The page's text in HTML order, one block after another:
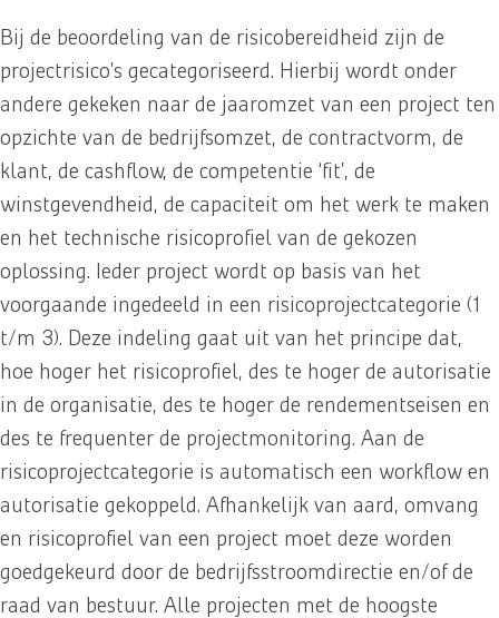
Bij de beoordeling van de risicobereidheid zijn de
projectrisico’s gecategoriseerd. Hierbij wordt onder
andere gekeken naar de jaaromzet van een project ten
opzichte van de bedrijfsomzet, de contractvorm, de
klant, de cashflow, de competentie ‘fit’, de
winstgevendheid, de capaciteit om het werk te maken
en het technische risicoprofiel van de gekozen
oplossing. Ieder project wordt op basis van het
voorgaande ingedeeld in een risicoprojectcategorie (1
t/m 3). Deze indeling gaat uit van het principe dat,
hoe hoger het risicoprofiel, des te hoger de autorisatie
in de organisatie, des te hoger de rendementseisen en
des te frequenter de projectmonitoring. Aan de
risicoprojectcategorie is automatisch een workflow en
autorisatie gekoppeld. Afhankelijk van aard, omvang
en risicoprofiel van een project moet deze worden
goedgekeurd door de bedrijfsstroomdirectie en/of de
raad van bestuur. Alle projecten met de hoogste